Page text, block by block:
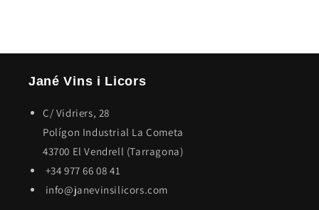
Jané Vins i Licors
C/ Vidriers, 28
Polígon Industrial La Cometa
43700 El Vendrell (Tarragona)
+34 977 66 08 41
info@janevinsilicors.com